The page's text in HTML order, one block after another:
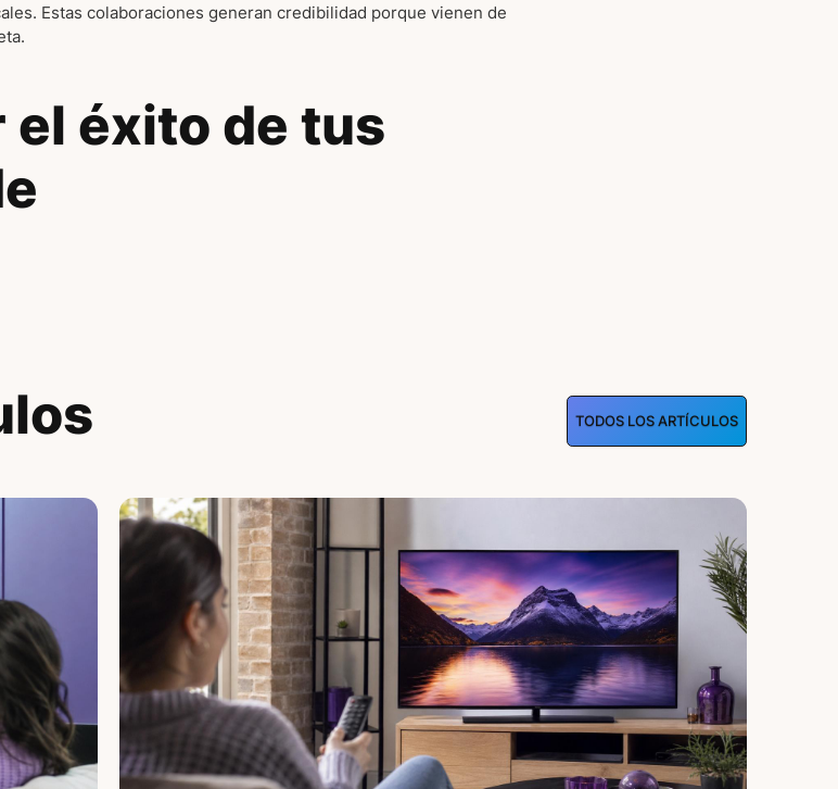
Estas colaboraciones generan credibilidad porque vienen de
el éxito de tus
TODOS LOS ARTÍCULOS